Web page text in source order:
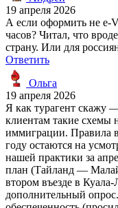
19 апреля 2026
А если оформить не e-
часов? Читал, что
страну. Или для
Ответить
Ольга
19 апреля 2026
Я как турагент скажу
клиентам такие схемы
иммиграции. Правила
году остаются на
нашей практики за
план (Тайланд —
втором въезде в
дополнительный